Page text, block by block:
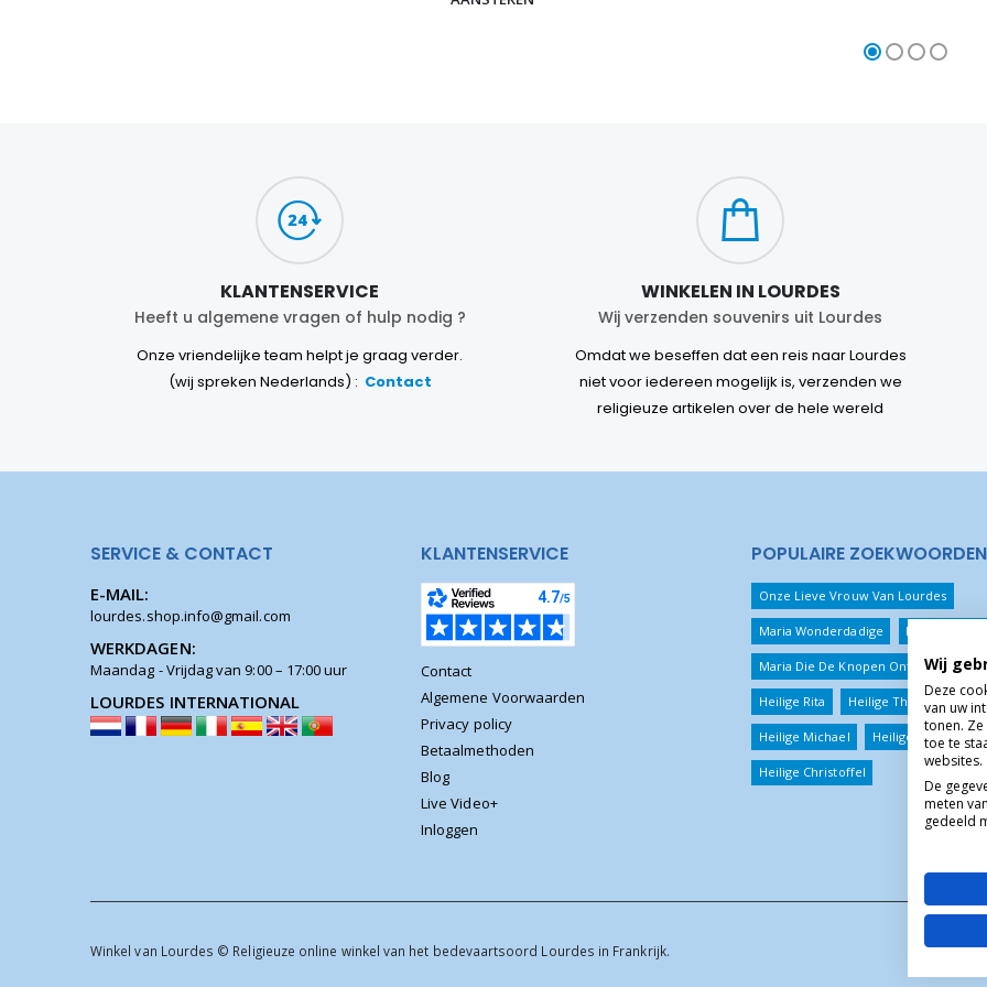
KLANTENSERVICE
Heeft u algemene vragen of hulp nodig ?
Onze vriendelijke team helpt je graag verder.
(wij spreken Nederlands) : Contact
WINKELEN IN LOURDES
Wij verzenden souvenirs uit Lourdes
Omdat we beseffen dat een reis naar Lourdes
niet voor iedereen mogelijk is, verzenden we
religieuze artikelen over de hele wereld
SERVICE & CONTACT
E-MAIL:
lourdes.shop.info@gmail.com
WERKDAGEN:
Maandag - Vrijdag van 9:00 – 17:00 uur
LOURDES INTERNATIONAL
KLANTENSERVICE
Contact
Algemene Voorwaarden
Privacy policy
Betaalmethoden
Blog
Live Video+
Inloggen
POPULAIRE ZOEKWOORDEN
Onze Lieve Vrouw Van Lourdes
Maria Wonderdadige
Maria Die De Knopen Ontwart
Heilige Rita Heilige Theresia
Heilige Michael Heilige Benedictus
Heilige Christoffel
Winkel van Lourdes © Religieuze online winkel van het bedevaartsoord Lourdes in Frankrijk.
Wij
Deze
van uw
tonen.
toe te
websites.
De
meten
gedeeld